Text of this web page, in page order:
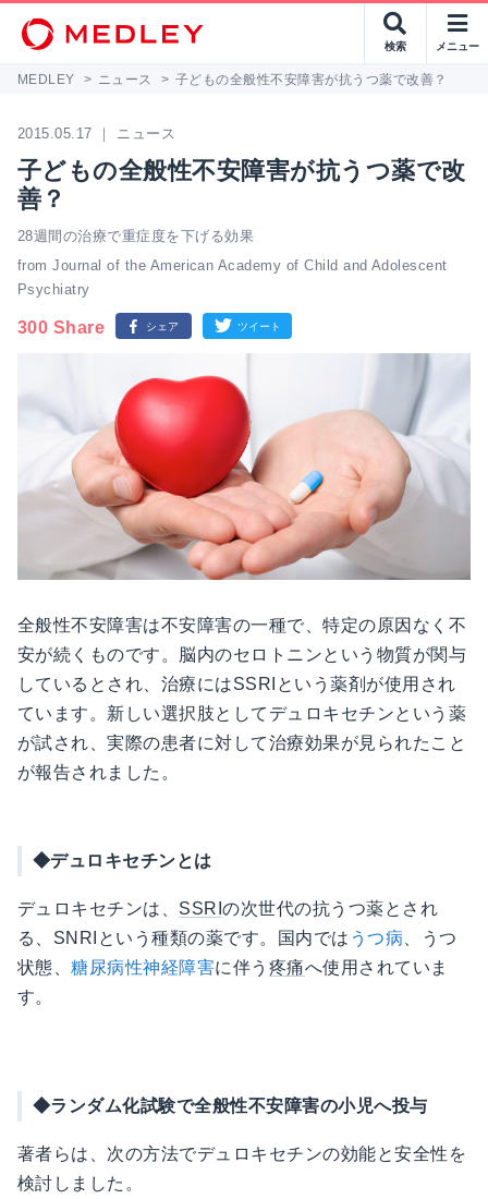
検索 メニュー
MEDLEY > ニュース > 子どもの全般性不安障害が抗うつ薬で改善？
2015.05.17 ｜ ニュース
子どもの全般性不安障害が抗うつ薬で改
善？
28週間の治療で重症度を下げる効果
from Journal of the American Academy of Child and Adolescent
Psychiatry
300 Share
全般性不安障害は不安障害の一種で、特定の原因なく不
安が続くものです。脳内のセロトニンという物質が関与
しているとされ、治療にはSSRIという薬剤が使用され
ています。新しい選択肢としてデュロキセチンという薬
が試され、実際の患者に対して治療効果が見られたこと
が報告されました。
◆デュロキセチンとは
デュロキセチンは、 SSRIの次世代の抗うつ薬とされ
る、SNRIという種類の薬です。国内では うつ病 、うつ
状態、糖尿病性神経障害に伴う 疼痛へ使用されていま
す。
◆ランダム化試験で全般性不安障害の小児へ投与
著者らは、次の方法でデュロキセチンの効能と安全性を
検討しました。